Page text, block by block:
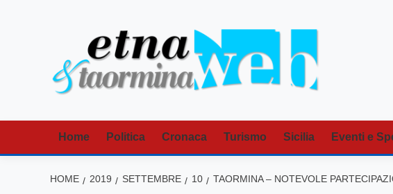
Home Politica Cronaca Turismo Sicilia Eventi e
HOME 2019 SETTEMBRE 10 TAORMINA – NOTEVOLE